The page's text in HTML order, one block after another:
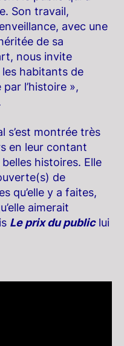
Son travail,
avec une
de sa
nous invite
habitants de
l’histoire »,
s’est montrée très
en leur contant
histoires. Elle
de
qu’elle y a faites,
aimerait
Le prix du publiclui